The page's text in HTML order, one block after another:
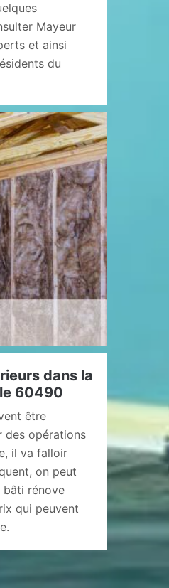
Mayeur
et ainsi
du
dans la
60490
être
des opérations
il va falloir
on peut
bâti rénove
qui peuvent